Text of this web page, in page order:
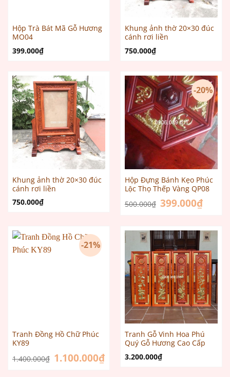
Hộp Trà Bát Mã Gỗ Hương
MO04
399.000₫
Khung ảnh thờ 20×30 đúc
cánh rơi liền
750.000₫
Khung ảnh thờ 20×30 đúc
cánh rơi liền
750.000₫
-20%
Hộp Đựng Bánh Kẹo Phúc
Lộc Thọ Thếp Vàng QP08
500.000₫ Giá
gốc
399.000₫Giá
hiện
-21%
Tranh Đồng Hồ Chữ Phúc
KY89
1.400.000₫ Giá
gốc
1.100.000₫Giá
hiện
Tranh Gỗ Vinh Hoa Phú
Quý Gỗ Hương Cao Cấp
3.200.000₫